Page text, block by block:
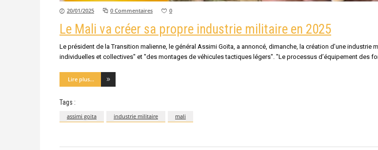
20/01/2025 0 Commentaires 0
Le Mali va créer sa propre industrie militaire en 2025
Le président de la Transition malienne, le général Assimi Goïta, a annoncé, dimanche, la création d’une industrie
individuelles et collectives" et "des montages de véhicules tactiques légers". "Le processus d’équipement des
Lire plus...
Tags :
assimi goita industrie militaire mali